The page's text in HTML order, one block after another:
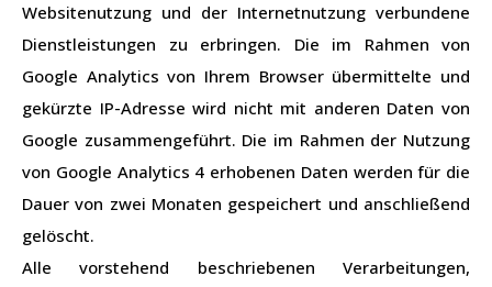
Websitenutzung und der Internetnutzung verbundene
Dienstleistungen zu erbringen. Die im Rahmen von
Google Analytics von Ihrem Browser übermittelte und
gekürzte IP-Adresse wird nicht mit anderen Daten von
Google zusammengeführt. Die im Rahmen der Nutzung
von Google Analytics 4 erhobenen Daten werden für die
Dauer von zwei Monaten gespeichert und anschließend
gelöscht.
Alle vorstehend beschriebenen Verarbeitungen,